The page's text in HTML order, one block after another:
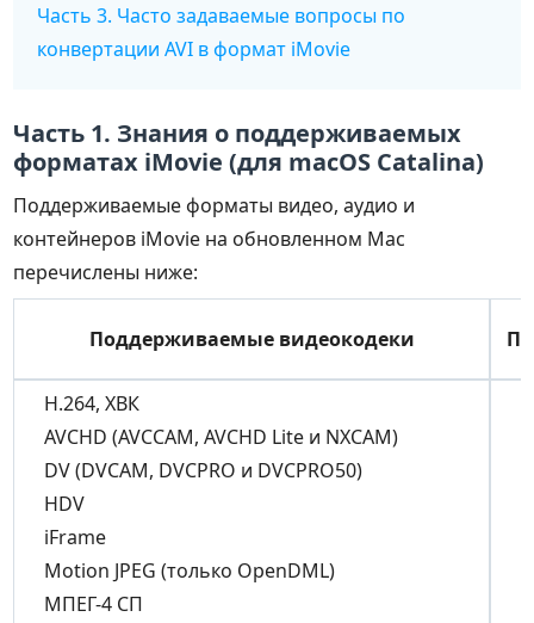
Часть 3. Часто задаваемые вопросы по
конвертации AVI в формат iMovie
Часть 1. Знания о поддерживаемых
форматах iMovie (для macOS Catalina)
Поддерживаемые форматы видео, аудио и
контейнеров iMovie на обновленном Mac
перечислены ниже:
Поддерживаемые видеокодеки
H.264, ХВК
AVCHD (AVCCAM, AVCHD Lite и NXCAM)
DV (DVCAM, DVCPRO и DVCPRO50)
HDV
iFrame
Motion JPEG (только OpenDML)
МПЕГ-4 СП